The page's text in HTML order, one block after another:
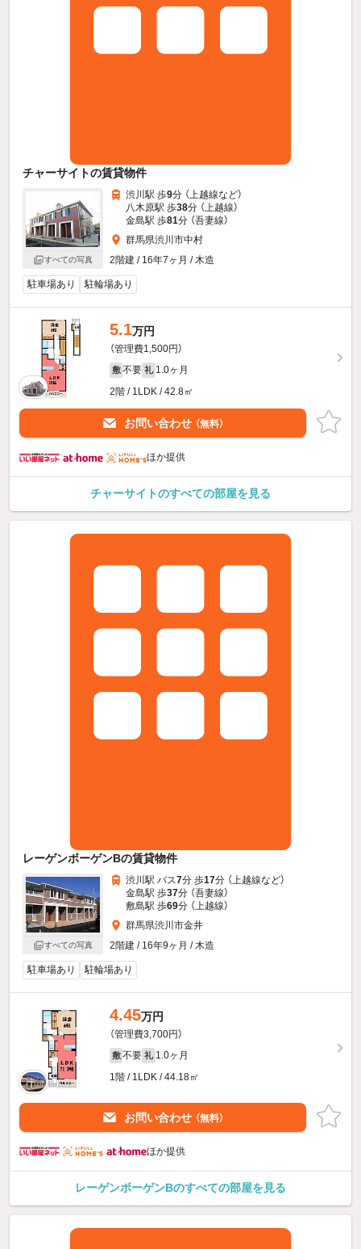
チャーサイトの賃貸物件
すべての写真
渋川駅 歩9分 （上越線など）
八木原駅 歩38分 （上越線）
金島駅 歩81分 （吾妻線）
群馬県渋川市中村
2階建 / 16年7ヶ月 / 木造
駐車場あり 駐輪場あり
5.1万円
（管理費1,500円）
敷 不要 礼 1.0ヶ月
2階 / 1LDK / 42.8㎡
お問い合わせ （無料）
ほか提供
チャーサイトのすべての部屋を見る
レーゲンボーゲンBの賃貸物件
すべての写真
渋川駅 バス7分 歩17分 （上越線など）
金島駅 歩37分 （吾妻線）
敷島駅 歩69分 （上越線）
群馬県渋川市金井
2階建 / 16年9ヶ月 / 木造
駐車場あり 駐輪場あり
4.45万円
（管理費3,700円）
敷 不要 礼 1.0ヶ月
1階 / 1LDK / 44.18㎡
お問い合わせ （無料）
ほか提供
レーゲンボーゲンBのすべての部屋を見る